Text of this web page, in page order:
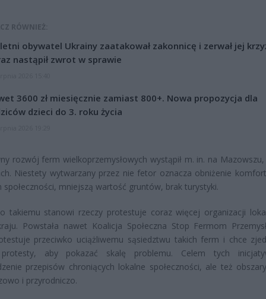
RÓWNIEŻ:
obywatel Ukrainy zaatakował zakonnicę i zerwał jej
nastąpił zwrot w sprawie
3600 zł miesięcznie zamiast 800+. Nowa propozycja dla
dzieci do 3. roku życia
rozwój ferm wielkoprzemysłowych wystąpił m. in. na
Niestety wytwarzany przez nie fetor oznacza obniżenie
społeczności, mniejszą wartość gruntów, brak turystyki.
takiemu stanowi rzeczy protestuje coraz więcej organizacji
Powstała nawet Koalicja Społeczna Stop Fermom
przeciwko uciążliwemu sąsiedztwu takich ferm i chce
aby pokazać skalę problemu. Celem tych
przepisów chroniących lokalne społeczności, ale też
i przyrodniczo.